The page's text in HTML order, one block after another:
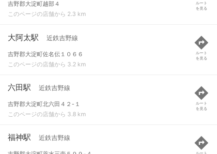
吉野郡大淀町越部４
このページの店舗から 2.3 km
ルート
を見る
大阿太駅 近鉄吉野線
吉野郡大淀町佐名伝１０６６
このページの店舗から 3.2 km
ルート
を見る
六田駅 近鉄吉野線
吉野郡大淀町北六田４２-１
このページの店舗から 3.8 km
ルート
を見る
福神駅 近鉄吉野線